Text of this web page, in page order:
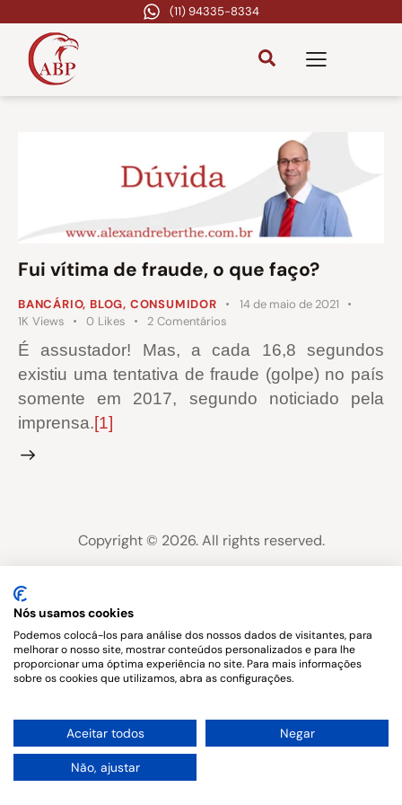
(11) 94335-8334
Fui vítima de fraude, o que faço?
BANCÁRIO, BLOG, CONSUMIDOR
14 de maio de 2021
1K Views 0 Likes 2 Comentários
É assustador! Mas, a cada 16,8 segundos
existiu uma tentativa de fraude (golpe) no país
somente em 2017, segundo noticiado pela
imprensa.[1]
Copyright © 2026. All rights reserved.
Nós usamos cookies
Podemos colocá-los para análise dos nossos dados de visitantes, para
melhorar o nosso site, mostrar conteúdos personalizados e para lhe
proporcionar uma óptima experiência no site. Para mais informações
sobre os cookies que utilizamos, abra as configurações.
Aceitar todos Negar
Não, ajustar